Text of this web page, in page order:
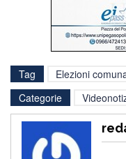
Tag Elezioni
Categorie